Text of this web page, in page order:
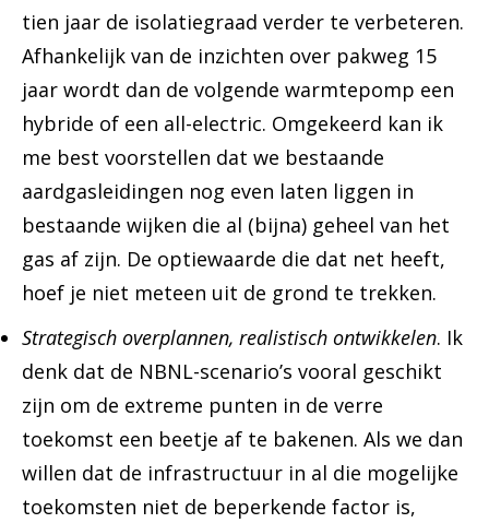
tien jaar de isolatiegraad verder te verbeteren.
Afhankelijk van de inzichten over pakweg 15
jaar wordt dan de volgende warmtepomp een
hybride of een all-electric. Omgekeerd kan ik
me best voorstellen dat we bestaande
aardgasleidingen nog even laten liggen in
bestaande wijken die al (bijna) geheel van het
gas af zijn. De optiewaarde die dat net heeft,
hoef je niet meteen uit de grond te trekken.
Strategisch overplannen, realistisch ontwikkelen. Ik
denk dat de NBNL-scenario’s vooral geschikt
zijn om de extreme punten in de verre
toekomst een beetje af te bakenen. Als we dan
willen dat de infrastructuur in al die mogelijke
toekomsten niet de beperkende factor is,